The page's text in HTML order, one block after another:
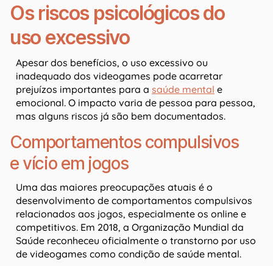
Os riscos psicológicos do
uso excessivo
Apesar dos benefícios, o uso excessivo ou
inadequado dos videogames pode acarretar
prejuízos importantes para a saúde mental e
emocional. O impacto varia de pessoa para pessoa,
mas alguns riscos já são bem documentados.
Comportamentos compulsivos
e vício em jogos
Uma das maiores preocupações atuais é o
desenvolvimento de comportamentos compulsivos
relacionados aos jogos, especialmente os online e
competitivos. Em 2018, a Organização Mundial da
Saúde reconheceu oficialmente o transtorno por uso
de videogames como condição de saúde mental.